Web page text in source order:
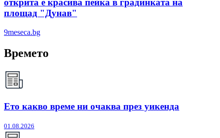
открита е красива пейка в градинката на
площад "Дунав"
9meseca.bg
Времето
Ето какво време ни очаква през уикенда
01.08.2026